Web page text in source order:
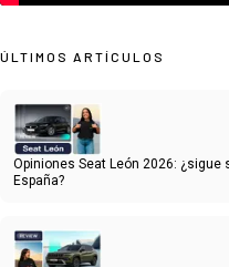
ÚLTIMOS ARTÍCULOS
Opiniones Seat León 2026:
España?